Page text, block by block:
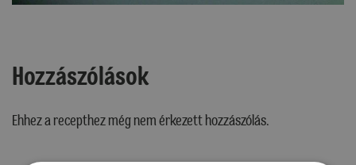
Hozzászólások
Ehhez a recepthez még nem érkezett hozzászólás.